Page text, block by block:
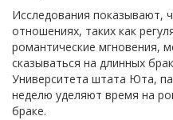
Исследования показывают,
отношениях, таких как
романтические мгновения,
сказываться на длинных
Университета штата Юта,
неделю уделяют время на
браке.